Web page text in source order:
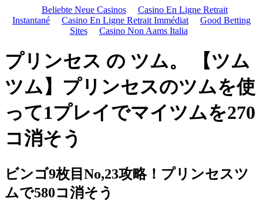
Beliebte Neue Casinos
Casino En Ligne Retrait
Instantané
Casino En Ligne Retrait Immédiat
Good Betting
Sites
Casino Non Aams Italia
プリンセス の ツム。 【ツム
ツム】プリンセスのツムを使
って1プレイでマイツムを270
コ消そう
ビンゴ9枚目No,23攻略！プリンセスツ
ムで580コ消そう